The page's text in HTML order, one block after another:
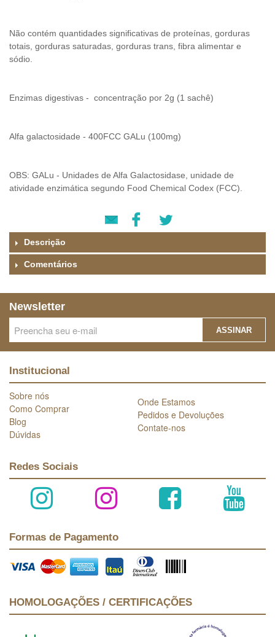
Não contém quantidades significativas de proteínas, gorduras
totais, gorduras saturadas, gorduras trans, fibra alimentar e
sódio.
Enzimas digestivas - concentração por 2g (1 sachê)
Alfa galactosidade - 400FCC GALu (100mg)
OBS: GALu - Unidades de Alfa Galactosidase, unidade de
atividade enzimática segundo Food Chemical Codex (FCC).
Descrição
Comentários
Newsletter
ASSINAR
Institucional
Sobre nós
Como Comprar
Blog
Dúvidas
Onde Estamos
Pedidos e Devoluções
Contate-nos
Redes Sociais
Formas de Pagamento
HOMOLOGAÇÕES / CERTIFICAÇÕES